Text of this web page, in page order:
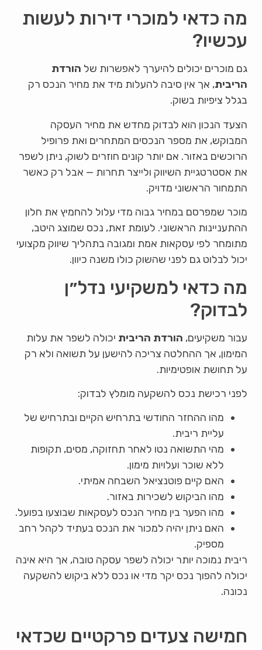
מה כדאי למוכרי דירות לעשות
עכשיו?
גם מוכרים יכולים להיערך לאפשרות של הורדת
הריבית, אך אין סיבה להעלות מיד את מחיר הנכס רק
בגלל ציפיות בשוק.
הצעד הנכון הוא לבדוק מחדש את מחיר העסקה
המבוקש, את מספר הנכסים המתחרים ואת פרופיל
הרוכשים באזור. אם יותר קונים חוזרים לשוק, ניתן לשפר
את אסטרטגיית השיווק ולייצר תחרות — אבל רק כאשר
התמחור הראשוני מדויק.
מוכר שמפרסם במחיר גבוה מדי עלול להחמיץ את חלון
ההתעניינות הראשוני. לעומת זאת, נכס שמוצג היטב,
מתומחר לפי עסקאות אמת ומגובה בתהליך שיווק מקצועי
יכול לבלוט גם לפני שהשוק כולו משנה כיוון.
מה כדאי למשקיעי נדל״ן
לבדוק?
עבור משקיעים, הורדת הריבית יכולה לשפר את עלות
המימון, אך ההחלטה צריכה להישען על תשואה ולא רק
על תחושת אופטימיות.
לפני רכישת נכס להשקעה מומלץ לבדוק:
מהו ההחזר החודשי בתרחיש הקיים ובתרחיש של
עליית ריבית.
מהי התשואה נטו לאחר תחזוקה, מסים, תקופות
ללא שוכר ועלויות מימון.
האם קיים פוטנציאל השבחה אמיתי.
מהו הביקוש לשכירות באזור.
מהו הפער בין מחיר הנכס לעסקאות שבוצעו בפועל.
האם ניתן יהיה למכור את הנכס בעתיד לקהל רחב
מספיק.
ריבית נמוכה יותר יכולה לשפר עסקה טובה, אך היא אינה
יכולה להפוך נכס יקר מדי או נכס ללא ביקוש להשקעה
נכונה.
חמישה צעדים פרקטיים שכדאי